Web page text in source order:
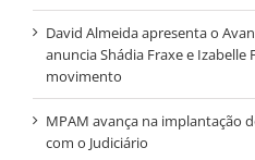
David Almeida apresenta o
anuncia Shádia Fraxe e
movimento
MPAM avança na implantação
com o Judiciário